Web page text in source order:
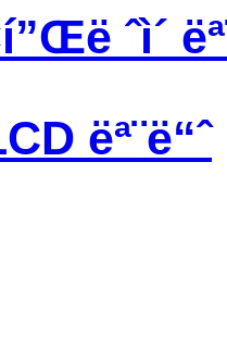
ˆì´
ëª¨ë“ˆ